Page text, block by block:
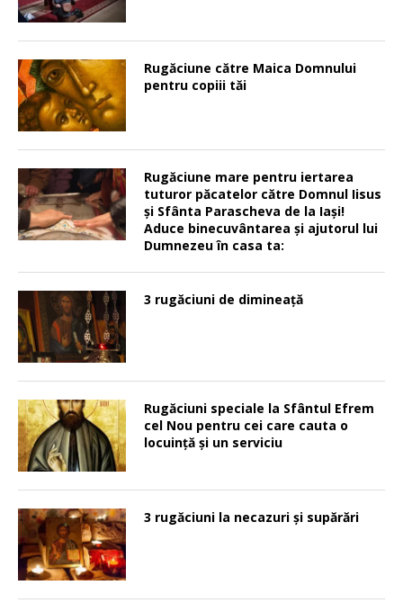
Rugăciune către Maica Domnului
pentru copiii tăi
Rugăciune mare pentru iertarea
tuturor păcatelor către Domnul Iisus
şi Sfânta Parascheva de la Iaşi!
Aduce binecuvântarea şi ajutorul lui
Dumnezeu în casa ta:
3 rugăciuni de dimineață
Rugăciuni speciale la Sfântul Efrem
cel Nou pentru cei care cauta o
locuinţă şi un serviciu
3 rugăciuni la necazuri și supărări